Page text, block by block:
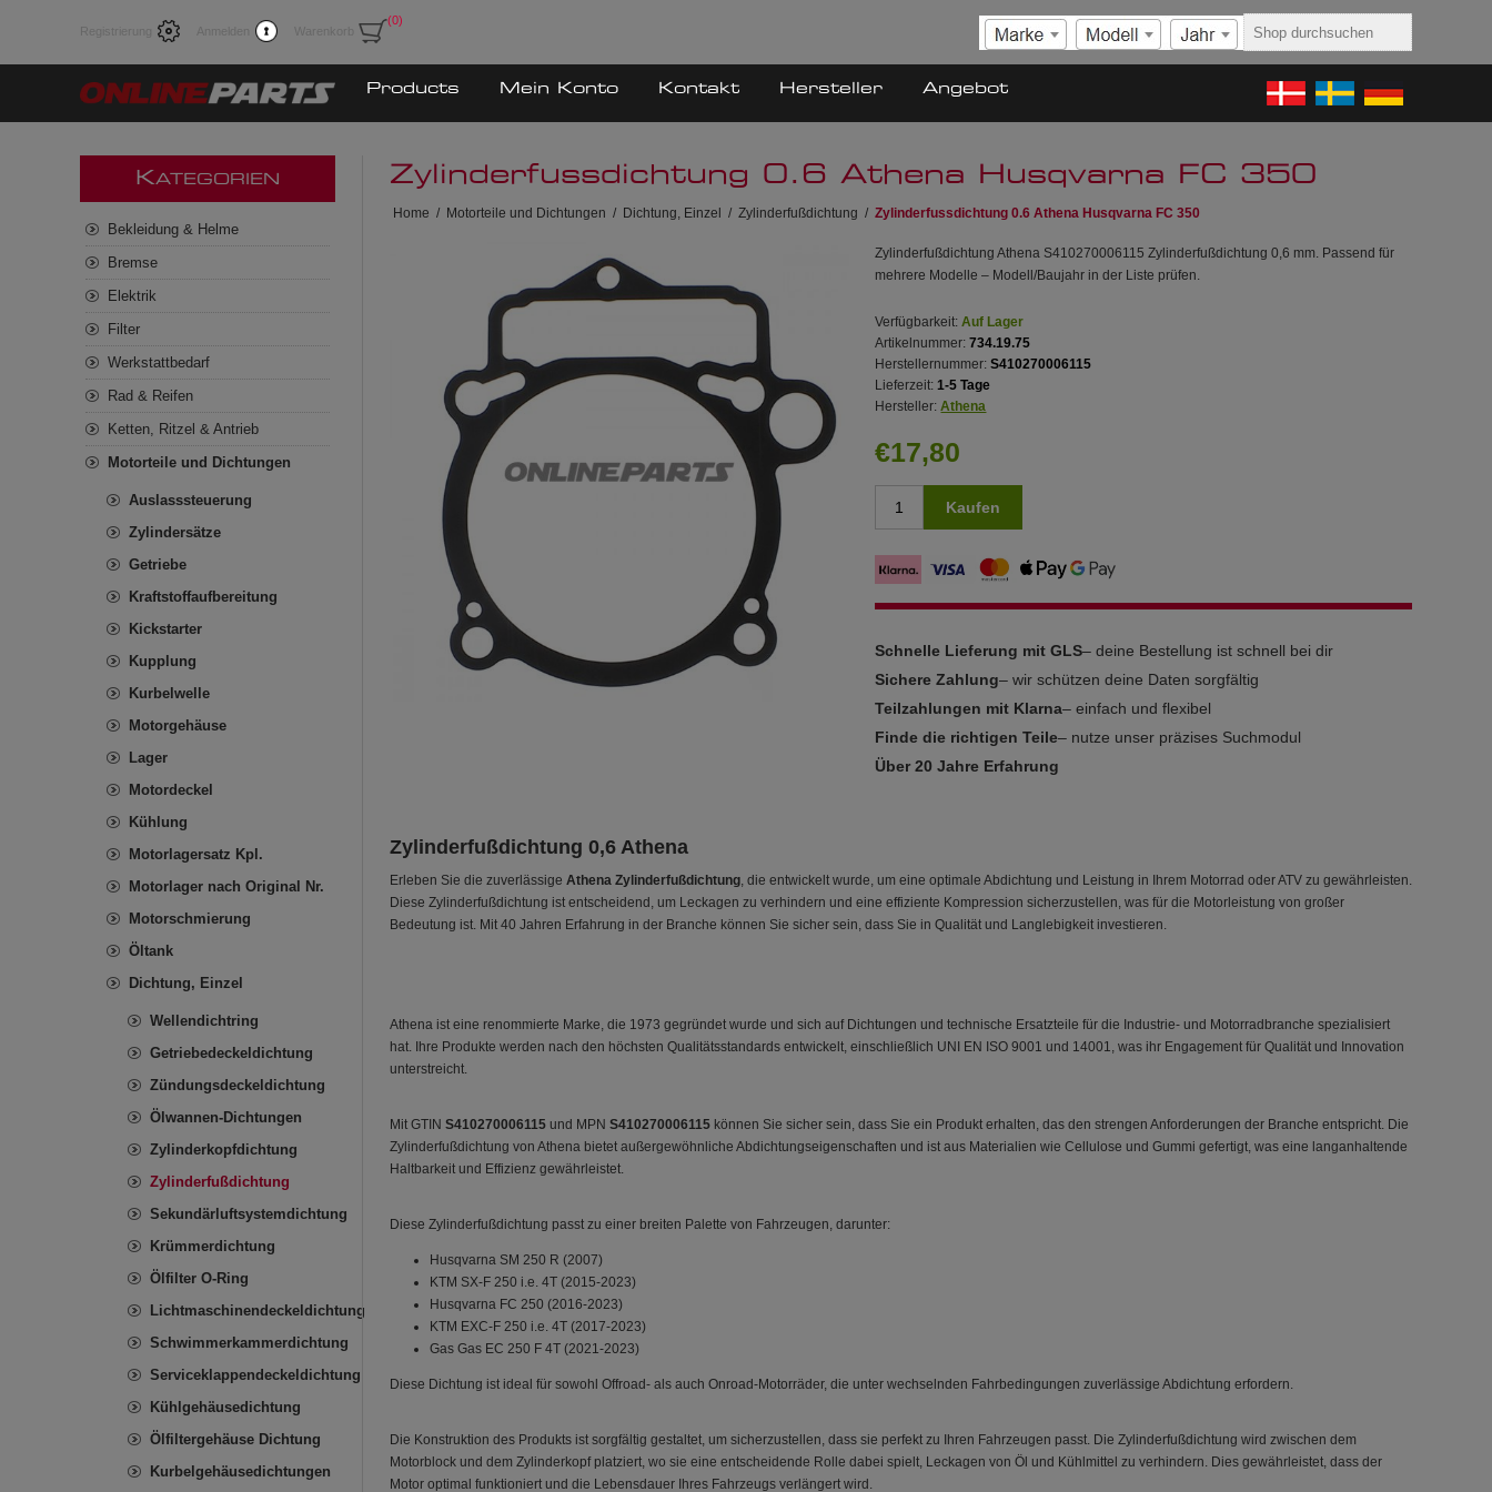
Registrierung Anmelden Warenkorb
(0)
Products Mein Konto Kontakt Hersteller Angebot
Zylinderfussdichtung 0.6 Athena Husqvarna FC 350
Home / Motorteile und Dichtungen / Dichtung, Einzel / Zylinderfußdichtung / Zylinderfussdichtung 0.6 Athena Husqvarna FC 350
Zylinderfußdichtung Athena S410270006115 Zylinderfußdichtung 0,6 mm. Passend für
mehrere Modelle – Modell/Baujahr in der Liste prüfen.
Verfügbarkeit: Auf Lager
Artikelnummer: 734.19.75
Herstellernummer: S410270006115
Lieferzeit: 1-5 Tage
Hersteller: Athena
€17,80
Kaufen
Schnelle Lieferung mit GLS– deine Bestellung ist schnell bei dir
Sichere Zahlung– wir schützen deine Daten sorgfältig
Teilzahlungen mit Klarna– einfach und flexibel
Finde die richtigen Teile– nutze unser präzises Suchmodul
Über 20 Jahre Erfahrung
Zylinderfußdichtung 0,6 Athena
Erleben Sie die zuverlässige Athena Zylinderfußdichtung, die entwickelt wurde, um eine optimale Abdichtung und Leistung in Ihrem Motorrad oder ATV zu gewährleisten.
Diese Zylinderfußdichtung ist entscheidend, um Leckagen zu verhindern und eine effiziente Kompression sicherzustellen, was für die Motorleistung von großer
Bedeutung ist. Mit 40 Jahren Erfahrung in der Branche können Sie sicher sein, dass Sie in Qualität und Langlebigkeit investieren.
Athena ist eine renommierte Marke, die 1973 gegründet wurde und sich auf Dichtungen und technische Ersatzteile für die Industrie- und Motorradbranche spezialisiert
hat. Ihre Produkte werden nach den höchsten Qualitätsstandards entwickelt, einschließlich UNI EN ISO 9001 und 14001, was ihr Engagement für Qualität und Innovation
unterstreicht.
Mit GTIN S410270006115 und MPN S410270006115 können Sie sicher sein, dass Sie ein Produkt erhalten, das den strengen Anforderungen der Branche entspricht. Die
Zylinderfußdichtung von Athena bietet außergewöhnliche Abdichtungseigenschaften und ist aus Materialien wie Cellulose und Gummi gefertigt, was eine langanhaltende
Haltbarkeit und Effizienz gewährleistet.
Diese Zylinderfußdichtung passt zu einer breiten Palette von Fahrzeugen, darunter:
Husqvarna SM 250 R (2007)
KTM SX-F 250 i.e. 4T (2015-2023)
Husqvarna FC 250 (2016-2023)
KTM EXC-F 250 i.e. 4T (2017-2023)
Gas Gas EC 250 F 4T (2021-2023)
Diese Dichtung ist ideal für sowohl Offroad- als auch Onroad-Motorräder, die unter wechselnden Fahrbedingungen zuverlässige Abdichtung erfordern.
Die Konstruktion des Produkts ist sorgfältig gestaltet, um sicherzustellen, dass sie perfekt zu Ihren Fahrzeugen passt. Die Zylinderfußdichtung wird zwischen dem
Motorblock und dem Zylinderkopf platziert, wo sie eine entscheidende Rolle dabei spielt, Leckagen von Öl und Kühlmittel zu verhindern. Dies gewährleistet, dass der
Motor optimal funktioniert und die Lebensdauer Ihres Fahrzeugs verlängert wird.
KATEGORIEN
Bekleidung & Helme
Bremse
Elektrik
Filter
Werkstattbedarf
Rad & Reifen
Ketten, Ritzel & Antrieb
Motorteile und Dichtungen
Auslasssteuerung
Zylindersätze
Getriebe
Kraftstoffaufbereitung
Kickstarter
Kupplung
Kurbelwelle
Motorgehäuse
Lager
Motordeckel
Kühlung
Motorlagersatz Kpl.
Motorlager nach Original Nr.
Motorschmierung
Öltank
Dichtung, Einzel
Wellendichtring
Getriebedeckeldichtung
Zündungsdeckeldichtung
Ölwannen-Dichtungen
Zylinderkopfdichtung
Zylinderfußdichtung
Sekundärluftsystemdichtung
Krümmerdichtung
Ölfilter O-Ring
Lichtmaschinendeckeldichtung
Schwimmerkammerdichtung
Serviceklappendeckeldichtung
Kühlgehäusedichtung
Ölfiltergehäuse Dichtung
Kurbelgehäusedichtungen